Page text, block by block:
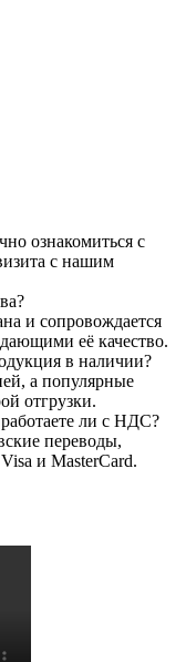
ознакомиться с
с нашим
и сопровождается
её качество.
в наличии?
а популярные
отгрузки.
ли с НДС?
переводы,
и MasterCard.